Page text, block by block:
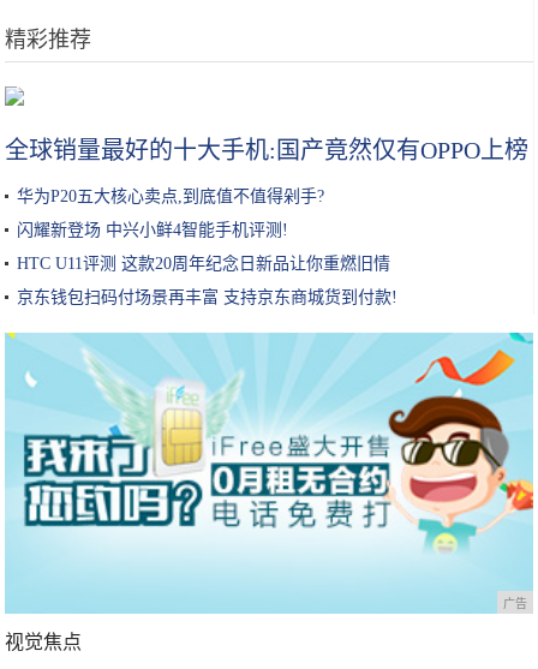
精彩推荐
「美丽中国•网络媒体生态文明行」江西打造生态休闲“慢生活”许你一段
全球销量最好的十大手机:国产竟然仅有OPPO上榜
华为P20五大核心卖点,到底值不值得剁手?
闪耀新登场 中兴小鲜4智能手机评测!
HTC U11评测 这款20周年纪念日新品让你重燃旧情
京东钱包扫码付场景再丰富 支持京东商城货到付款!
广告
视觉焦点